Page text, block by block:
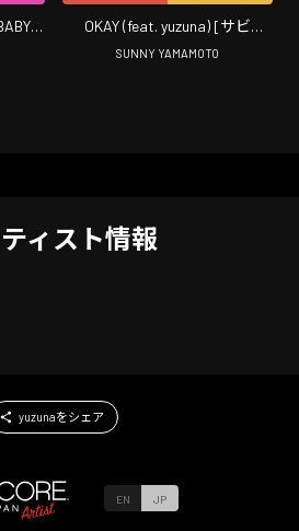
&
OKAY (feat. yuzuna) [サビ
Version]
SUNNY YAMAMOTO
ィスト情報
yuzunaをシェア
EN JP